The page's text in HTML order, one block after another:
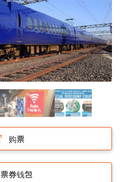
购票
票券钱包